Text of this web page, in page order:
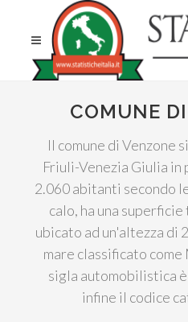
COMUNE
Il comune di Venzone
Friuli-Venezia Giulia in
2.060 abitanti secondo
calo, ha una
ubicato ad un'altezza di
mare classificato
sigla automobilistica
infine il codice